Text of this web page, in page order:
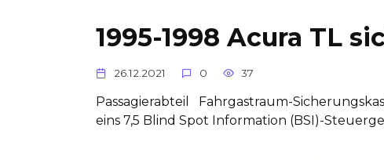
1995-1998 Acura TL
26.12.2021 0 37
Passagierabteil Fahrgastraum-
eins 7,5 Blind Spot Information (BSI)-